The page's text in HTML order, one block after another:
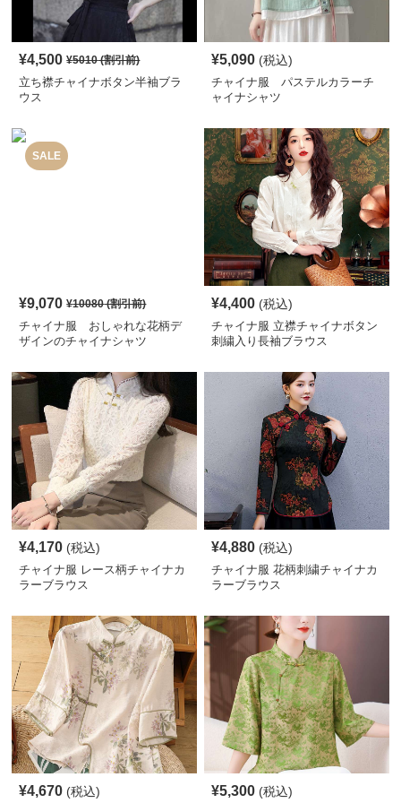
¥4,500 ¥5010(割引前)
立ち襟チャイナボタン半袖ブラ
ウス
¥5,090 (税込)
チャイナ服 パステルカラーチ
ャイナシャツ
SALE
¥9,070 ¥10080(割引前)
チャイナ服 おしゃれな花柄デ
ザインのチャイナシャツ
¥4,400 (税込)
チャイナ服 立襟チャイナボタン
刺繍入り長袖ブラウス
¥4,170 (税込)
チャイナ服 レース柄チャイナカ
ラーブラウス
¥4,880 (税込)
チャイナ服 花柄刺繍チャイナカ
ラーブラウス
¥4,670 (税込) ¥5,300 (税込)